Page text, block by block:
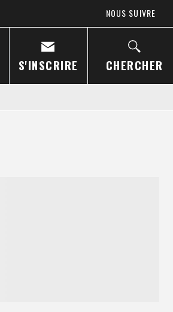
NOUS SUIVRE
S'INSCRIRE CHERCHER